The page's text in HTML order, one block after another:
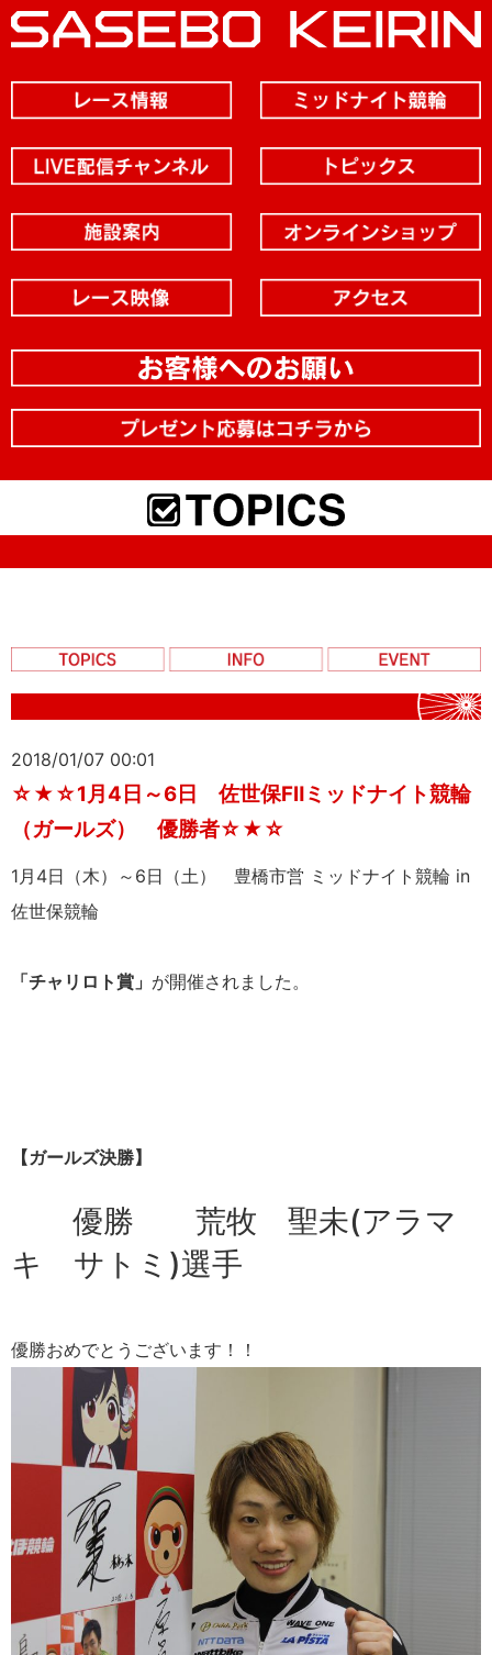
2018/01/07 00:01
☆★☆1月4日～6日 佐世保FⅡミッドナイト競輪
（ガールズ） 優勝者☆★☆
1月4日（木）～6日（土） 豊橋市営 ミッドナイト競輪 in
佐世保競輪
「チャリロト賞」 が開催されました。
【ガールズ決勝】
優勝 荒牧 聖未(アラマ
キ サトミ)選手
優勝おめでとうございます！！